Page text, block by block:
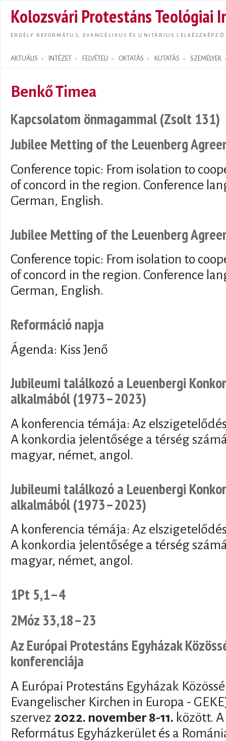
Kolozsvári Protestáns Teológiai
ERDÉLY REFORMÁTUS, EVANGÉLIKUS ÉS UNITÁRIUS LELKÉSZKÉPZŐ
AKTUÁLIS INTÉZET FELVÉTELI OKTATÁS KUTATÁS SZEMÉLYEK
Search form
Benkő Timea
Kapcsolatom önmagammal (Zsolt 131)
Jubilee Metting of the Leuenberg
Conference topic: From isolation to
of concord in the region. Conference
German, English.
Jubilee Metting of the Leuenberg
Conference topic: From isolation to
of concord in the region. Conference
German, English.
Reformáció napja
Ágenda: Kiss Jenő
Jubileumi találkozó a Leuenbergi
alkalmából (1973–2023)
A konferencia témája: Az
A konkordia jelentősége a térség
magyar, német, angol.
Jubileumi találkozó a Leuenbergi
alkalmából (1973–2023)
A konferencia témája: Az
A konkordia jelentősége a térség
magyar, német, angol.
1Pt 5,1–4
2Móz 33,18–23
Az Európai Protestáns Egyházak
konferenciája
A Európai Protestáns Egyházak
Evangelischer Kirchen in Europa -
szervez 2022. november 8-11. között.
Református Egyházkerület és a